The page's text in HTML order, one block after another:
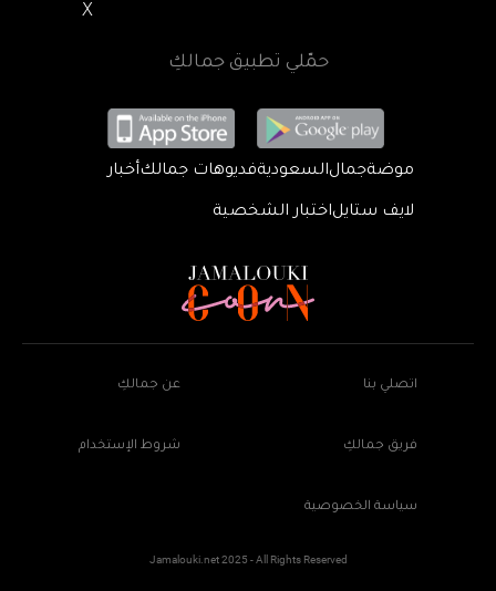
X
حمّلي تطبيق جمالكِ
موضةجمالالسعوديةفديوهات جمالكأخبار
لايف ستايلاختبار الشخصية
اتصلي بنا عن جمالكِ
فريق جمالكِ شروط الإستخدام
سياسة الخصوصية
Jamalouki.net 2025 - All Rights Reserved